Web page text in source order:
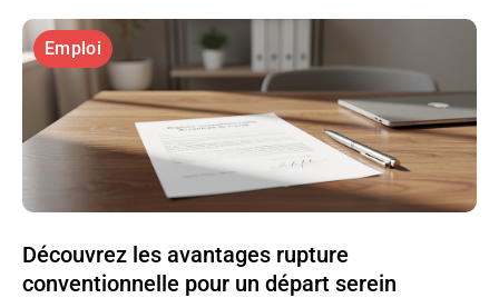
Emploi
Découvrez les avantages rupture
conventionnelle pour un départ serein